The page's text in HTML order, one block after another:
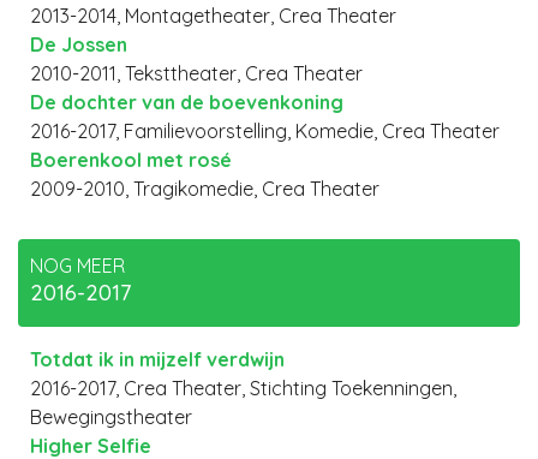
2013-2014, Montagetheater, Crea Theater
De Jossen
2010-2011, Teksttheater, Crea Theater
De dochter van de boevenkoning
2016-2017, Familievoorstelling, Komedie, Crea Theater
Boerenkool met rosé
2009-2010, Tragikomedie, Crea Theater
NOG MEER
2016-2017
Totdat ik in mijzelf verdwijn
2016-2017, Crea Theater, Stichting Toekenningen,
Bewegingstheater
Higher Selfie